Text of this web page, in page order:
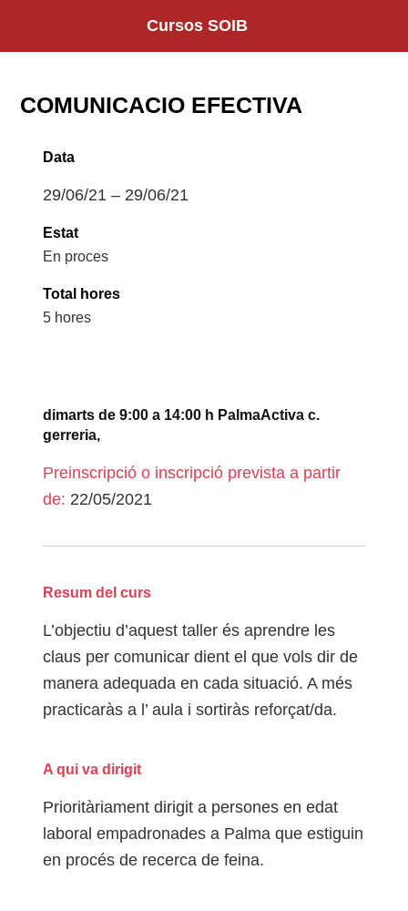
Cursos SOIB
COMUNICACIO EFECTIVA
Data
29/06/21 – 29/06/21
Estat
En proces
Total hores
5 hores
dimarts de 9:00 a 14:00 h PalmaActiva c.
gerreria,
Preinscripció o inscripció prevista a partir
de: 22/05/2021
Resum del curs
L’objectiu d’aquest taller és aprendre les
claus per comunicar dient el que vols dir de
manera adequada en cada situació. A més
practicaràs a l’ aula i sortiràs reforçat/da.
A qui va dirigit
Prioritàriament dirigit a persones en edat
laboral empadronades a Palma que estiguin
en procés de recerca de feina.